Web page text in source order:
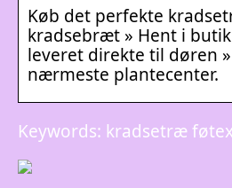
Køb det perfekte
kradsebræt » Hent i
leveret direkte til døren
nærmeste plantecenter.
Keywords: kradsetræ føtex